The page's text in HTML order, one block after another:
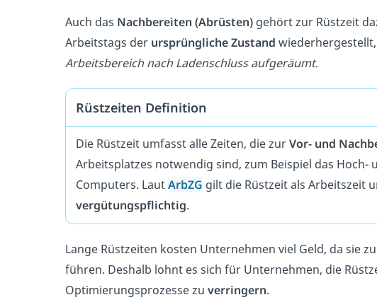
Auch das Nachbereiten (Abrüsten) gehört zur Rüstzeit
Arbeitstags der ursprüngliche Zustand
Arbeitsbereich nach Ladenschluss aufgeräumt.
Rüstzeiten Definition
Die Rüstzeit umfasst alle Zeiten, die zurVor- und
Arbeitsplatzes notwendig sind, zum Beispiel das Hoch-
Computers. LautArbZG gilt die Rüstzeit als Arbeitszeit
vergütungspflichtig.
Lange Rüstzeiten kosten Unternehmen viel Geld, da sie zu
führen. Deshalb lohnt es sich für Unternehmen, die
Optimierungsprozesse zu verringern.